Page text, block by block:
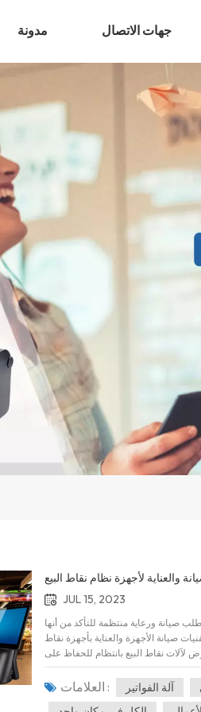
مدونة جهات الاتصال
والعناية لأجهزة نظام نقاط البيع
JUL 15, 2023
صيانة ورعاية منتظمة للتأكد من أنها
الأجهزة والعناية بأجهزة نقاط
لآلات نقاط البيع بانتظام للحفاظ على
مواد التنظيف التي تحتوي على
الكحول أو المواد الكيميائية التي قد تؤدي إلى تلف الغلاف الخارجي لجهاز نقطة البيع أو شاشة العرض. 2. تجنب
أن الإفراط في الاستخدام قد يؤدي إلى
العلامات : آلة الفواتير